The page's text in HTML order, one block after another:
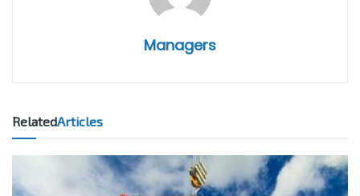
Managers
RelatedArticles